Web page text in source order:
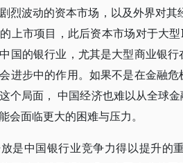
烈波动的资本市场，以及外界对
上市项目，此后资本市场对于大
国的银行业，尤其是大型商业银
进步中的作用。如果不是在金融
个局面， 中国经济也难以从全球
会面临更大的困难与压力。
是中国银行业竞争力得以提升的